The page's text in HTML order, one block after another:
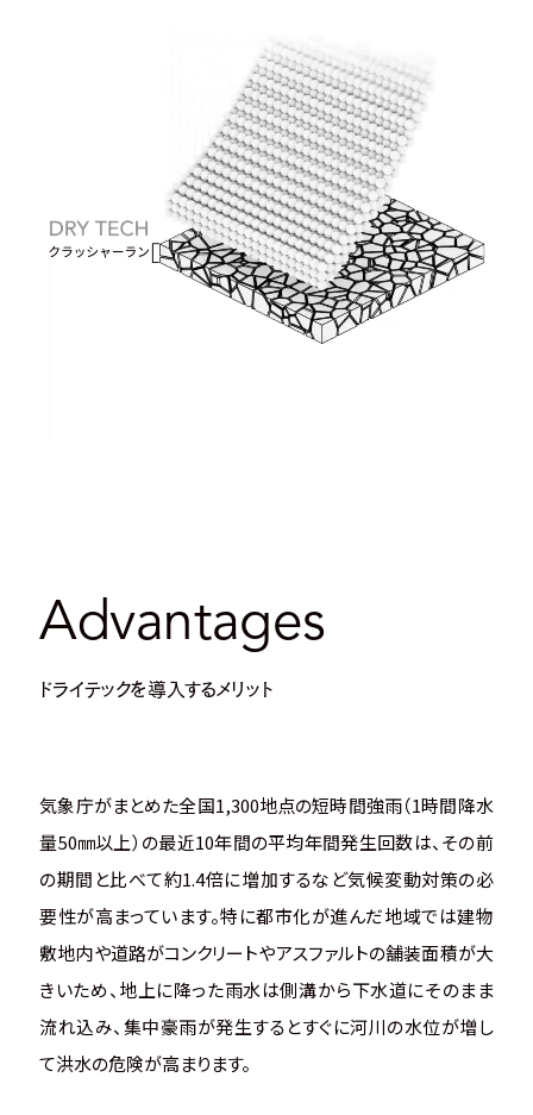
Advantages
ドライテックを導入するメリット
気象庁がまとめた全国1,300地点の短時間強雨（1時間降水
量50㎜以上）の最近10年間の平均年間発生回数は、その前
の期間と比べて約1.4倍に増加するなど気候変動対策の必
要性が高まっています。特に都市化が進んだ地域では建物
敷地内や道路がコンクリートやアスファルトの舗装面積が大
きいため、地上に降った雨水は側溝から下水道にそのまま
流れ込み、集中豪雨が発生するとすぐに河川の水位が増し
て洪水の危険が高まります。